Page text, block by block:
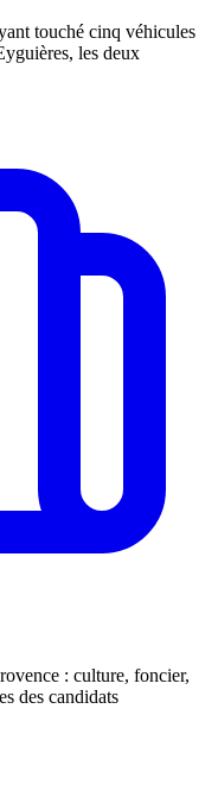
touché cinq véhicules
les deux